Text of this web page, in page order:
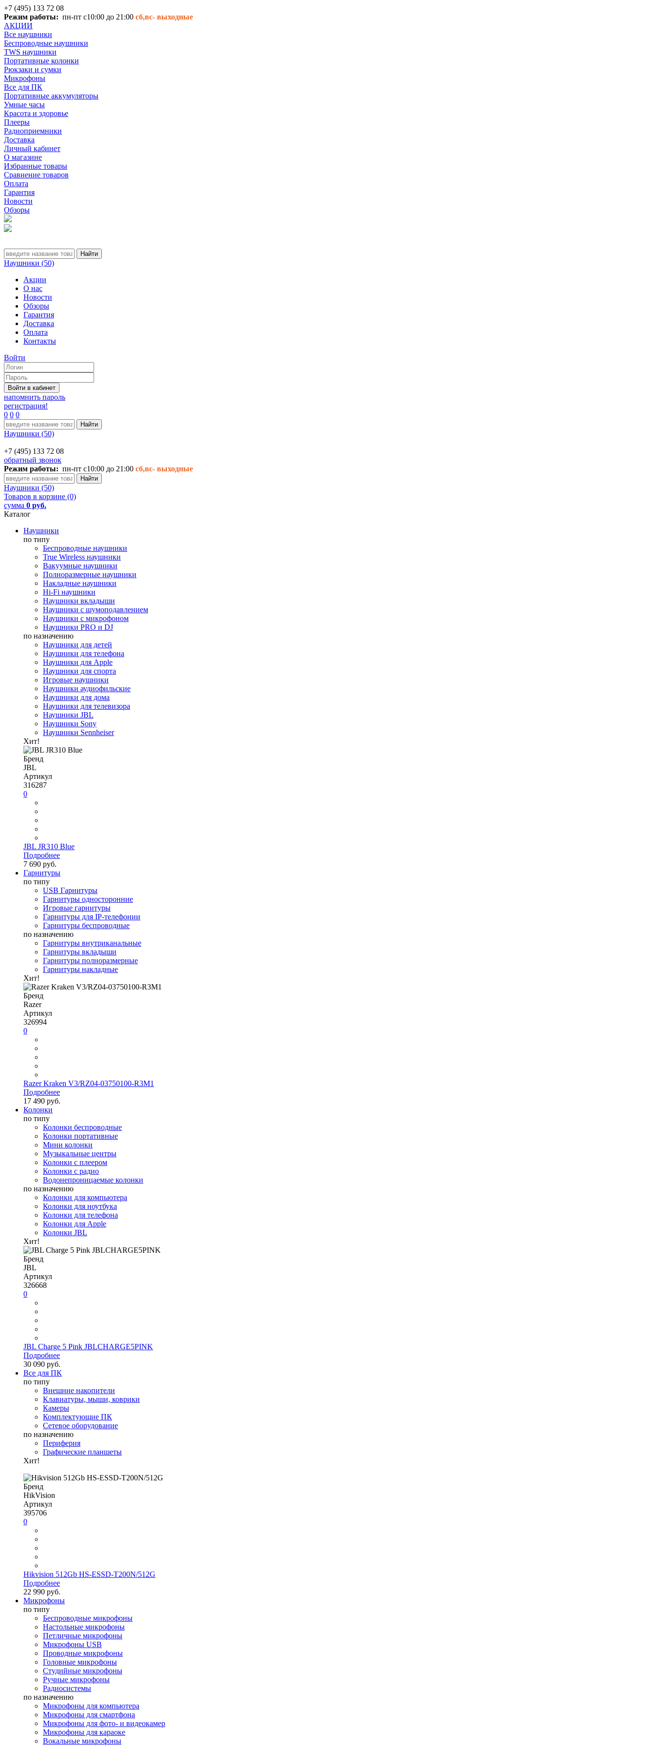
+7 (495) 133 72 08
Режим работы: пн-пт с10:00 до 21:00 сб,вс- выходные
АКЦИИ
Все наушники
Беспроводные наушники
TWS наушники
Портативные колонки
Рюкзаки и сумки
Микрофоны
Все для ПК
Портативные аккумуляторы
Умные часы
Красота и здоровье
Плееры
Радиоприемники
Доставка
Личный кабинет
О магазине
Избранные товары
Сравнение товаров
Оплата
Гарантия
Новости
Обзоры
Наушники (50)
Акции
О нас
Новости
Обзоры
Гарантия
Доставка
Оплата
Контакты
Войти
напомнить пароль
регистрация!
0 0 0
Наушники (50)
+7 (495) 133 72 08
обратный звонок
Режим работы: пн-пт с10:00 до 21:00 сб,вс- выходные
Наушники (50)
Товаров в корзине (0)
сумма 0 руб.
Каталог
Наушники
по типу
Беспроводные наушники
True Wireless наушники
Вакуумные наушники
Полноразмерные наушники
Накладные наушники
Hi-Fi наушники
Наушники вкладыши
Наушники с шумоподавлением
Наушники с микрофоном
Наушники PRO и DJ
по назначению
Наушники для детей
Наушники для телефона
Наушники для Apple
Наушники для спорта
Игровые наушники
Наушники аудиофильские
Наушники для дома
Наушники для телевизора
Наушники JBL
Наушники Sony
Наушники Sennheiser
Хит!
Бренд
JBL
Артикул
316287
0
JBL JR310 Blue
Подробнее
7 690 руб.
Гарнитуры
по типу
USB Гарнитуры
Гарнитуры односторонние
Игровые гарнитуры
Гарнитуры для IP-телефонии
Гарнитуры беспроводные
по назначению
Гарнитуры внутриканальные
Гарнитуры вкладыши
Гарнитуры полноразмерные
Гарнитуры накладные
Хит!
Бренд
Razer
Артикул
326994
0
Razer Kraken V3/RZ04-03750100-R3M1
Подробнее
17 490 руб.
Колонки
по типу
Колонки беспроводные
Колонки портативные
Мини колонки
Музыкальные центры
Колонки с плеером
Колонки с радио
Водонепроницаемые колонки
по назначению
Колонки для компьютера
Колонки для ноутбука
Колонки для телефона
Колонки для Apple
Колонки JBL
Хит!
Бренд
JBL
Артикул
326668
0
JBL Charge 5 Pink JBLCHARGE5PINK
Подробнее
30 090 руб.
Все для ПК
по типу
Внешние накопители
Клавиатуры, мыши, коврики
Камеры
Комплектующие ПК
Сетевое оборудование
по назначению
Периферия
Графические планшеты
Хит!
Бренд
HikVision
Артикул
395706
0
Hikvision 512Gb HS-ESSD-T200N/512G
Подробнее
22 990 руб.
Микрофоны
по типу
Беспроводные микрофоны
Настольные микрофоны
Петличные микрофоны
Микрофоны USB
Проводные микрофоны
Головные микрофоны
Студийные микрофоны
Ручные микрофоны
Радиосистемы
по назначению
Микрофоны для компьютера
Микрофоны для смартфона
Микрофоны для фото- и видеокамер
Микрофоны для караоке
Вокальные микрофоны